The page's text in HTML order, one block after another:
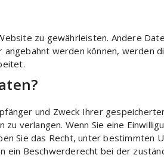
zu gewährleisten. Andere
werden können, werden
und Zweck Ihrer
verlangen. Wenn Sie eine
Sie das Recht, unter bestimmten
Beschwerderecht bei der